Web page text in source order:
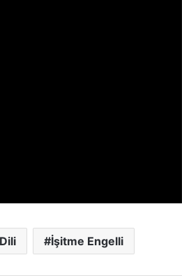
İşitme Engelli